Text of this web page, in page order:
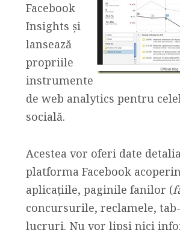
Facebook
Insights și
lansează
propriile
instrumente
de web analytics pentru
socială.
Acestea vor oferi date
platforma Facebook
aplicațiile, paginile fanilor (
concursurile, reclamele,
lucruri. Nu vor lipsi nici